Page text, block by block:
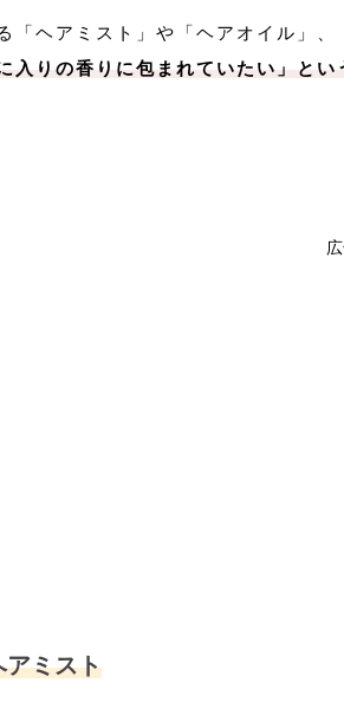
「ヘアミスト」や「ヘアオイル」、
入りの香りに包まれていたい」と
アミスト